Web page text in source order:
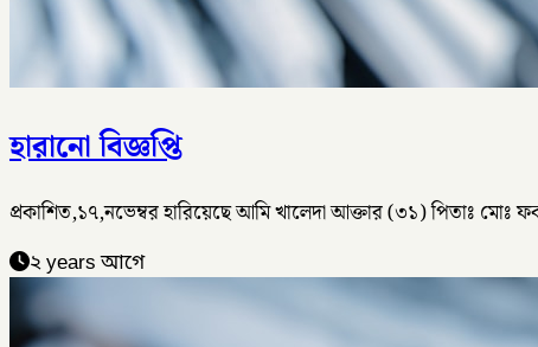
হারানো বিজ্ঞপ্তি
প্রকাশিত,১৭,নভেম্বর হারিয়েছে আমি খালেদা আক্তার (৩১) পিতাঃ
২ years আগে